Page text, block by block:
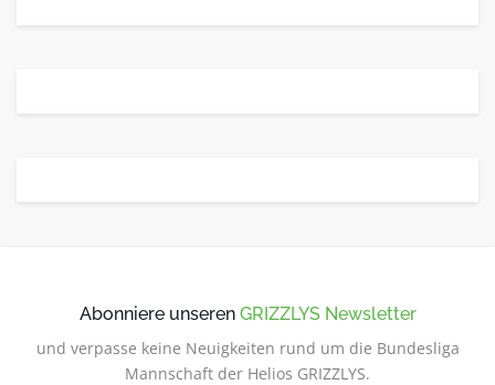
Abonniere unseren GRIZZLYS Newsletter
und verpasse keine Neuigkeiten rund um die Bundesliga
Mannschaft der Helios GRIZZLYS.